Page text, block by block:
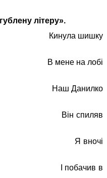
літеру».
– Кинула шишку
В мене на лобі
Наш Данилко
Він спиляв
в сад. Я вночі
І побачив в